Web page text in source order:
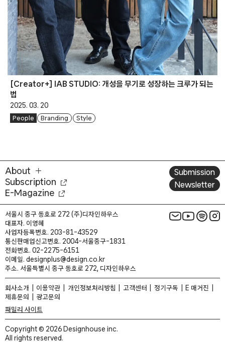
[Creator+] IAB STUDIO: 개성을 무기로 성장하는 크루가 되는
법
2025. 03. 20
People Branding Style
About
Subscription
E-Magazine
Submission
Newsletter
서울시 중구 동호로 272 (주)디자인하우스
대표자. 이영혜
사업자등록번호. 203-81-43529
통신판매업신고번호. 2004-서울중구-1831
전화번호. 02-2275-6151
이메일. designplus@design.co.kr
주소. 서울특별시 중구 동호로 272, 디자인하우스
회사소개 이용약관 개인정보처리방침 고객센터 정기구독
E 매거진
제휴문의
광고문의
패밀리 사이트
Copyright © 2026 Designhouse inc.
All rights reserved.